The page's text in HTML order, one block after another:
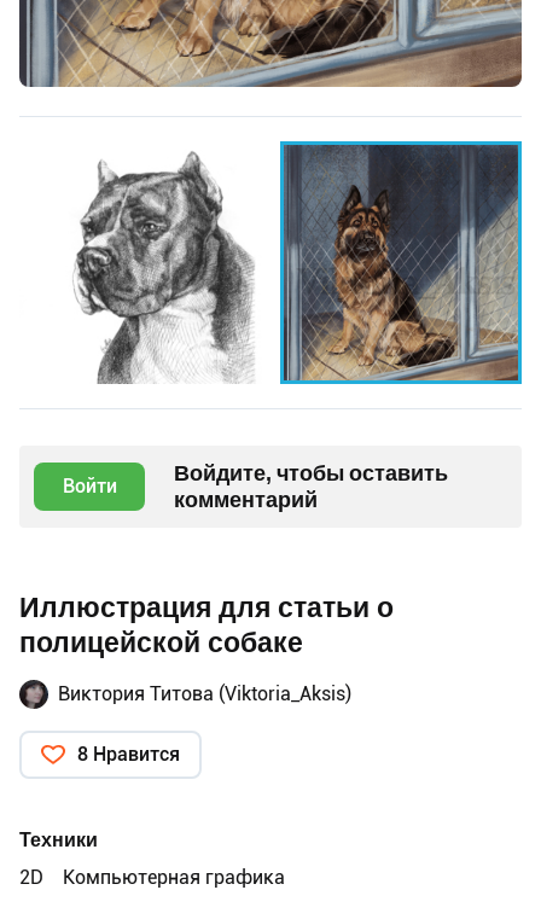
Войти
Войдите, чтобы оставить
комментарий
Иллюстрация для статьи о
полицейской собаке
Виктория Титова (Viktoria_Aksis)
8 Нравится
Техники
2D
Компьютерная графика